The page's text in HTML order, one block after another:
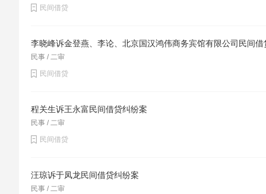
民间借贷
李晓峰诉金登燕、李论、北京国汉鸿伟商务宾馆有限公司民间借
民事 / 二审
民间借贷
程关生诉王永富民间借贷纠纷案
民事 / 二审
民间借贷
汪琼诉于凤龙民间借贷纠纷案
民事 / 二审